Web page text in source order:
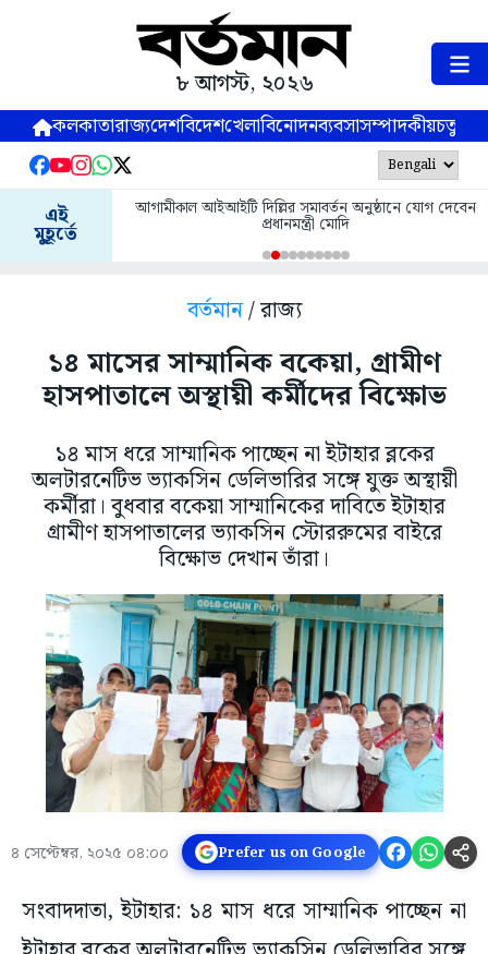
৮ আগস্ট, ২০২৬
কলকাতারাজ্যদেশবিদেশখেলাবিনোদনব্যবসাসম্পাদকীয়
এই
মুহূর্তে
আগামীকাল আইআইটি দিল্লির সমাবর্তন অনুষ্ঠানে যোগ দেবেন
প্রধানমন্ত্রী মোদি
বর্তমান/ রাজ্য
১৪ মাসের সাম্মানিক বকেয়া, গ্রামীণ
হাসপাতালে অস্থায়ী কর্মীদের বিক্ষোভ
১৪ মাস ধরে সাম্মানিক পাচ্ছেন না ইটাহার ব্লকের
অলটারনেটিভ ভ্যাকসিন ডেলিভারির সঙ্গে যুক্ত অস্থায়ী
কর্মীরা। বুধবার বকেয়া সাম্মানিকের দাবিতে ইটাহার
গ্রামীণ হাসপাতালের ভ্যাকসিন স্টোররুমের বাইরে
বিক্ষোভ দেখান তাঁরা।
৪ সেপ্টেম্বর, ২০২৫ ০৪:০০ Prefer us on Google
সংবাদদাতা, ইটাহার: ১৪ মাস ধরে সাম্মানিক পাচ্ছেন না